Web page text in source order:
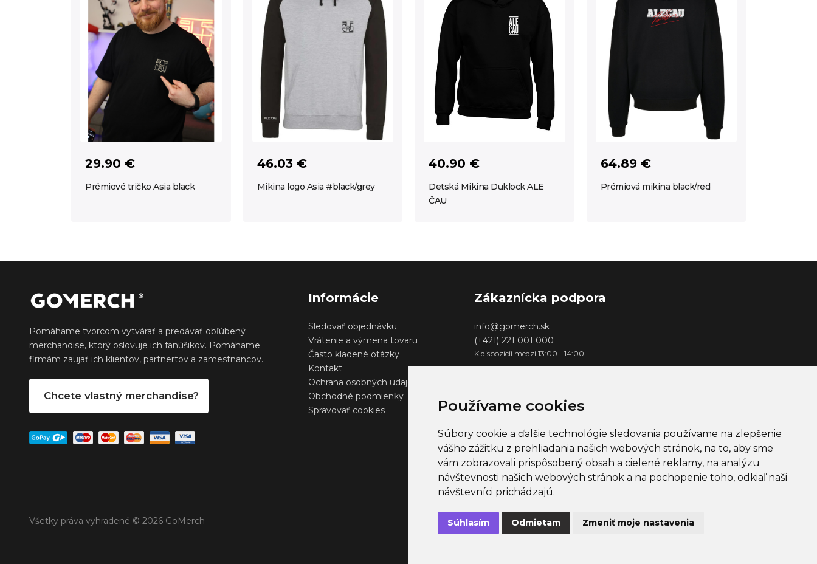
Používame cookies
Súbory cookie a ďalšie technológie sledovania používame na zlepšenie
vášho zážitku z prehliadania našich webových stránok, na to, aby sme
vám zobrazovali prispôsobený obsah a cielené reklamy, na analýzu
návštevnosti našich webových stránok a na pochopenie toho, odkiaľ naši
návštevníci prichádzajú.
Súhlasím Odmietam Zmeniť moje nastavenia
29.90 €
Prémiové tričko Asia black
46.03 €
Mikina logo Asia #black/grey
40.90 €
Detská Mikina Duklock ALE
ČAU
64.89 €
Prémiová mikina black/red
Informácie
Sledovať objednávku
Vrátenie a výmena tovaru
Často kladené otázky
Kontakt
Ochrana osobných udajov
Obchodné podmienky
Spravovať cookies
Zákaznícka podpora
info@gomerch.sk
(+421) 221 001 000
K dispozícii medzi 13:00 - 14:00
Pomáhame tvorcom vytvárať a predávať obľúbený
merchandise, ktorý oslovuje ich fanúšikov. Pomáhame
firmám zaujať ich klientov, partnertov a zamestnancov.
Chcete vlastný merchandise?
Všetky práva vyhradené © 2026 GoMerch